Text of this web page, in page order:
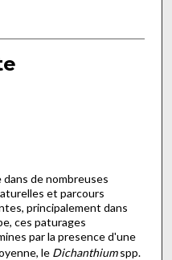
de nombreuses
et parcours
principalement dans
ces paturages
par la presence d'une
le Dichanthiumspp.